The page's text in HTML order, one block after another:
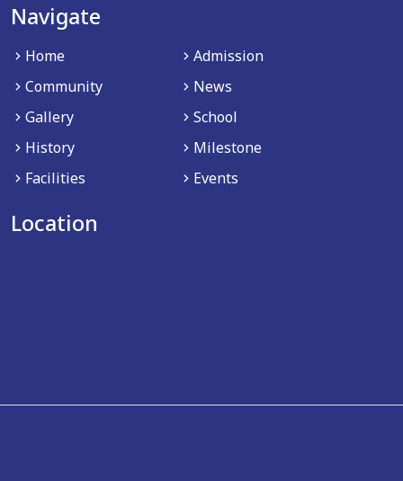
Navigate
Home
Admission
Community
News
Gallery
School
History
Milestone
Facilities
Events
Location